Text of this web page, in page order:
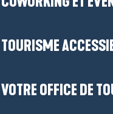
TOURISME
VOTRE OFFICE DE
?